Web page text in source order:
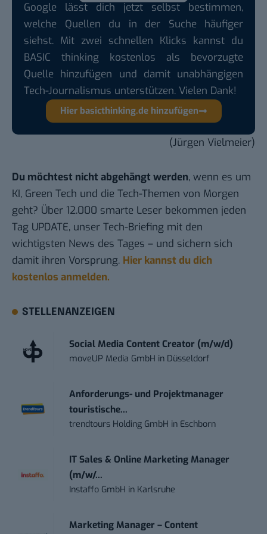
Google lässt dich jetzt selbst bestimmen,
welche Quellen du in der Suche häufiger
siehst. Mit zwei schnellen Klicks kannst du
BASIC thinking kostenlos als bevorzugte
Quelle hinzufügen und damit unabhängigen
Tech-Journalismus unterstützen. Vielen Dank!
Hier basicthinking.de hinzufügen
(Jürgen Vielmeier)
Du möchtest nicht abgehängt werden, wenn es um
KI, Green Tech und die Tech-Themen von Morgen
geht? Über 12.000 smarte Leser bekommen jeden
Tag UPDATE, unser Tech-Briefing mit den
wichtigsten News des Tages – und sichern sich
damit ihren Vorsprung. Hier kannst du dich
kostenlos anmelden.
STELLENANZEIGEN
Social Media Content Creator (m/w/d)
moveUP Media GmbH in Düsseldorf
Anforderungs- und Projektmanager
touristische...
trendtours Holding GmbH in Eschborn
IT Sales & Online Marketing Manager
(m/w/...
Instaffo GmbH in Karlsruhe
Marketing Manager – Content